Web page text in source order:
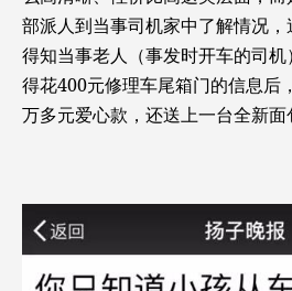
部派人到当事司机家中了解情况，
得知当事老人（事发时开车的司
得花400元修理车尾箱门的信息后
万多元爱心款，还送上一台全新